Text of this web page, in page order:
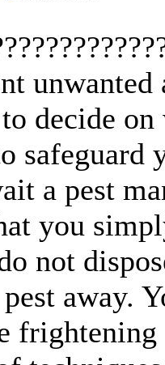
decide
safeguard
a pest
you
not
away.
frightening